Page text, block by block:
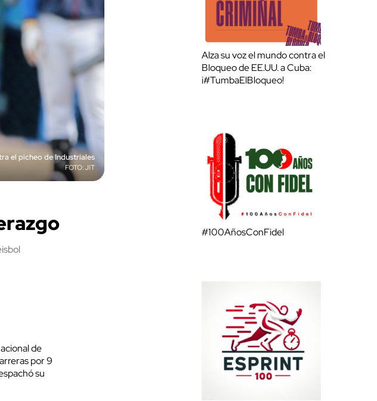
el picheo de Industriales
JIT
de
por 9
su
Alza su voz el mundo contra el
Bloqueo de EE.UU. a Cuba:
¡#TumbaElBloqueo!
#100AñosConFidel